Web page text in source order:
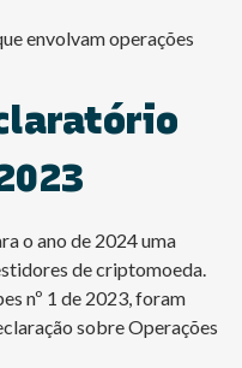
envolvam operações
o ano de 2024 uma
de criptomoeda.
nº 1 de 2023, foram
sobre Operações